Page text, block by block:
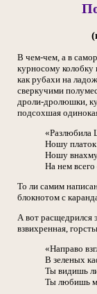
В чем-чем, а в
курносому колобку
как рубахи на
сверкучими
дроли-дролюшки,
подсохшая
«Разлюбила
Ношу
Ношу
На нем
То ли самим
блокнотом с
А вот расщедрился
взвихренная,
«Направо
В зеленых
Ты видишь
Ты любишь